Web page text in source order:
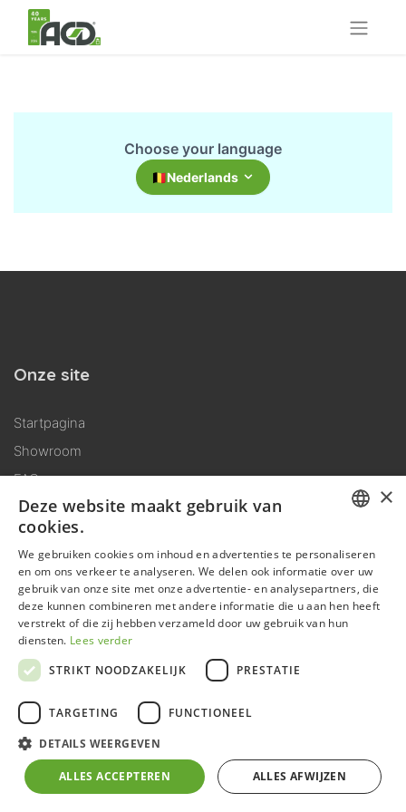
Choose your language
🇧🇪Nederlands
Onze site
Startpagina
Showroom
FAQ
Downloads
Voorwaarden
Algemene voorwaarden
Leveringsvoorwaarden
Montagevoorwaarden
Garantievoorwaarden
Gebruiksvoorwaarden
Producten
GERMAN
FRENCH
×
Deze website maakt gebruik van
cookies.
We gebruiken cookies om inhoud en advertenties te personaliseren
en om ons verkeer te analyseren. We delen ook informatie over uw
gebruik van onze site met onze advertentie- en analysepartners, die
deze kunnen combineren met andere informatie die u aan hen heeft
verstrekt of die zij hebben verzameld door uw gebruik van hun
diensten. Lees verder
STRIKT NOODZAKELIJK
PRESTATIE
TARGETING FUNCTIONEEL
DETAILS WEERGEVEN
ALLES ACCEPTEREN ALLES AFWIJZEN